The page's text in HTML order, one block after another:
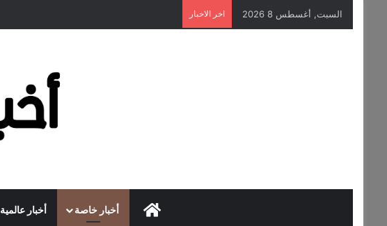
السبت, أغسطس 8 2026 اخر الاخبار
HOMEأخبار خاصة أخبار عالمية